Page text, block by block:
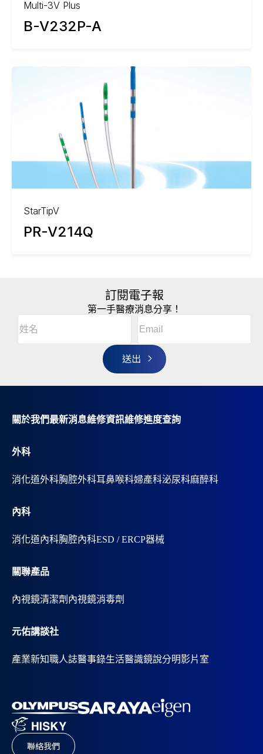
Multi-3V Plus
B-V232P-A
StarTipV
PR-V214Q
訂閱電子報
第一手醫療消息分享！
名
(Required)
r
n
v
e
關於我們最新消息維修資訊維修進度查詢
外科
消化道外科胸腔外科耳鼻喉科婦產科泌尿科麻醉科
內科
消化道內科胸腔內科ESD / ERCP器械
關聯產品
內視鏡清潔劑 內視鏡消毒劑
元佑講談社
產業新知職人誌醫事錄生活醫識鏡說分明影片室
聯絡我們